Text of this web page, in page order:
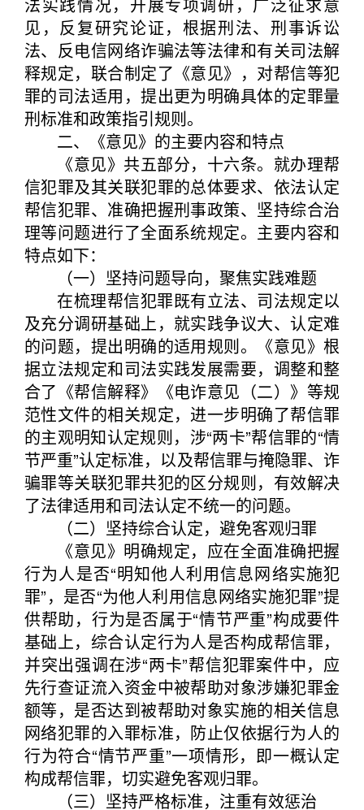
见，反复研究论证，根据刑法、刑事诉讼
法、反电信网络诈骗法等法律和有关司法解
释规定，联合制定了《意见》，对帮信等犯
罪的司法适用，提出更为明确具体的定罪量
刑标准和政策指引规则。
二、《意见》的主要内容和特点
《意见》共五部分，十六条。就办理帮
信犯罪及其关联犯罪的总体要求、依法认定
帮信犯罪、准确把握刑事政策、坚持综合治
理等问题进行了全面系统规定。主要内容和
特点如下：
（一）坚持问题导向，聚焦实践难题
在梳理帮信犯罪既有立法、司法规定以
及充分调研基础上，就实践争议大、认定难
的问题，提出明确的适用规则。《意见》根
据立法规定和司法实践发展需要，调整和整
合了《帮信解释》《电诈意见（二）》等规
范性文件的相关规定，进一步明确了帮信罪
的主观明知认定规则，涉“两卡”帮信罪的“情
节严重”认定标准，以及帮信罪与掩隐罪、诈
骗罪等关联犯罪共犯的区分规则，有效解决
了法律适用和司法认定不统一的问题。
（二）坚持综合认定，避免客观归罪
《意见》明确规定，应在全面准确把握
行为人是否“明知他人利用信息网络实施犯
罪”，是否“为他人利用信息网络实施犯罪”提
供帮助，行为是否属于“情节严重”构成要件
基础上，综合认定行为人是否构成帮信罪，
并突出强调在涉“两卡”帮信犯罪案件中，应
先行查证流入资金中被帮助对象涉嫌犯罪金
额等，是否达到被帮助对象实施的相关信息
网络犯罪的入罪标准，防止仅依据行为人的
行为符合“情节严重”一项情形，即一概认定
构成帮信罪，切实避免客观归罪。
（三）坚持严格标准，注重有效惩治